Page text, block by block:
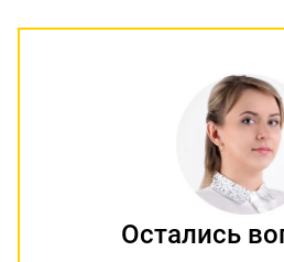
Остались